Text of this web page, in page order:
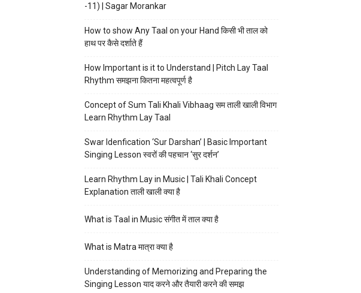
-11) | Sagar Morankar
How to show Any Taal on your Hand किसी भी ताल को
हाथ पर कैसे दर्शाते हैं
How Important is it to Understand | Pitch Lay Taal
Rhythm समझना कितना महत्वपूर्ण है
Concept of Sum Tali Khali Vibhaag सम ताली खाली विभाग
Learn Rhythm Lay Taal
Swar Idenfication ‘Sur Darshan’ | Basic Important
Singing Lesson स्वरों की पहचान ‘सुर दर्शन’
Learn Rhythm Lay in Music | Tali Khali Concept
Explanation ताली खाली क्या है
What is Taal in Music संगीत में ताल क्या है
What is Matra मात्रा क्या है
Understanding of Memorizing and Preparing the
Singing Lesson याद करने और तैयारी करने की समझ